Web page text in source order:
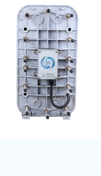
PureTec （浦睿）EDI模
块维修